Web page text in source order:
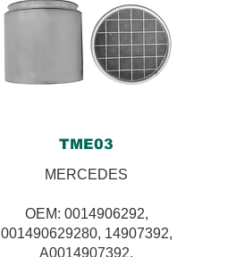
TME03
MERCEDES
OEM: 0014906292,
001490629280, 14907392,
A0014907392,